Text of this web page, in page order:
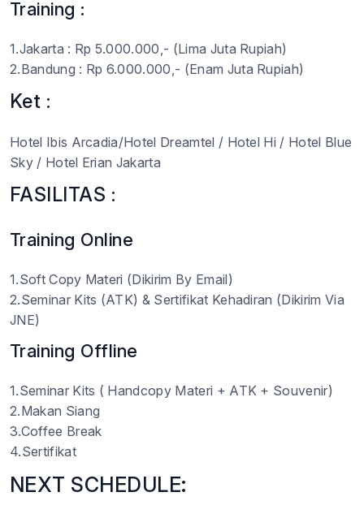
Training :
1.Jakarta : Rp 5.000.000,- (Lima Juta Rupiah)
2.Bandung : Rp 6.000.000,- (Enam Juta Rupiah)
Ket :
Hotel Ibis Arcadia/Hotel Dreamtel / Hotel Hi / Hotel Blue
Sky / Hotel Erian Jakarta
FASILITAS :
Training Online
1.Soft Copy Materi (Dikirim By Email)
2.Seminar Kits (ATK) & Sertifikat Kehadiran (Dikirim Via
JNE)
Training Offline
1.Seminar Kits ( Handcopy Materi + ATK + Souvenir)
2.Makan Siang
3.Coffee Break
4.Sertifikat
NEXT SCHEDULE: